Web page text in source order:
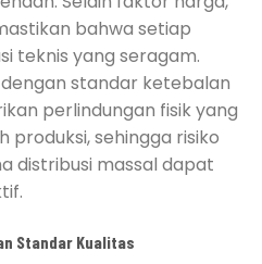
bahwa setiap
teknis yang seragam.
standar ketebalan
perlindungan fisik yang
produksi, sehingga risiko
distribusi massal dapat
Standar Kualitas